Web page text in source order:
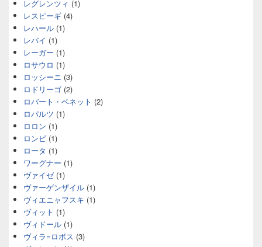
レグレンツィ (1)
レスピーギ (4)
レハール (1)
レバイ (1)
レーガー (1)
ロサウロ (1)
ロッシーニ (3)
ロドリーゴ (2)
ロバート・ベネット (2)
ロパルツ (1)
ロロン (1)
ロンビ (1)
ロータ (1)
ワーグナー (1)
ヴァイゼ(1)
ヴァーゲンザイル (1)
ヴィエニャフスキ (1)
ヴィット (1)
ヴィドール (1)
ヴィラ=ロボス (3)